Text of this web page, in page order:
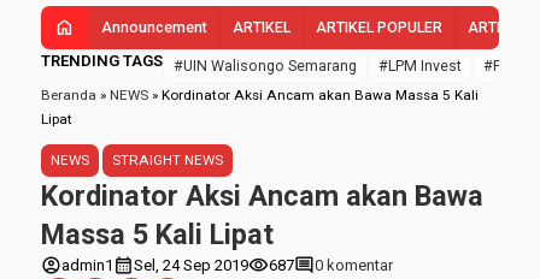
home Announcement ARTIKEL ARTIKEL POPULER ARTIKEL
TRENDING TAGS #UIN Walisongo Semarang #LPM Invest
#FEBI
Beranda » NEWS » Kordinator Aksi Ancam akan Bawa Massa 5 Kali
Lipat
NEWS STRAIGHT NEWS
Kordinator Aksi Ancam akan Bawa
Massa 5 Kali Lipat
account_circleadmin1 calendar_monthSel, 24 Sep 2019visibility687comment0 komentar